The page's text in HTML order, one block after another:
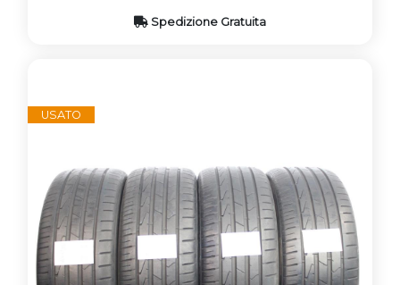
Spedizione Gratuita
USATO